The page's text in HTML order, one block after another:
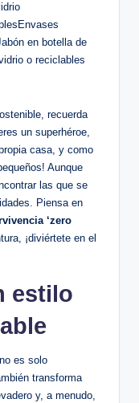
en botella de
o reciclables
recuerda
un superhéroe,
casa, y como
Aunque
las que se
Piensa en
‘zero
¡diviértete en el
estilo
es solo
transforma
y, a menudo,